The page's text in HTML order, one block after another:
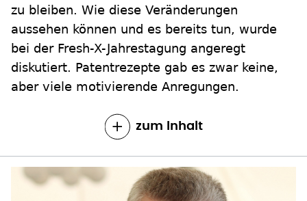
zu bleiben. Wie diese Veränderungen
aussehen können und es bereits tun, wurde
bei der Fresh-X-Jahrestagung angeregt
diskutiert. Patentrezepte gab es zwar keine,
aber viele motivierende Anregungen.
zum Inhalt